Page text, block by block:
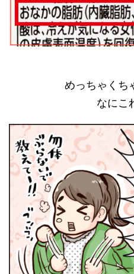
めっちゃくち
なにこ